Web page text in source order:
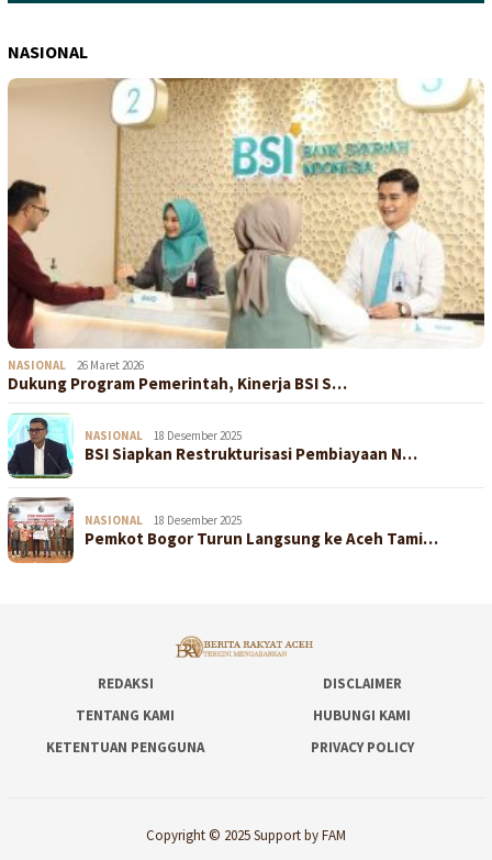
NASIONAL
NASIONAL 26 Maret 2026
Dukung Program Pemerintah, Kinerja BSI S…
NASIONAL 18 Desember 2025
BSI Siapkan Restrukturisasi Pembiayaan N…
NASIONAL 18 Desember 2025
Pemkot Bogor Turun Langsung ke Aceh Tami…
REDAKSI
DISCLAIMER
TENTANG KAMI
HUBUNGI KAMI
KETENTUAN PENGGUNA
PRIVACY POLICY
Copyright © 2025 Support by FAM